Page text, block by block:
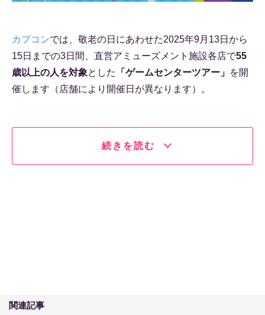
カプコンでは、敬老の日にあわせた2025年9月13日から
15日までの3日間、直営アミューズメント施設各店で55
歳以上の人を対象とした 「ゲームセンターツアー」 を開
催します（店舗により開催日が異なります）。
続きを読む
関連記事